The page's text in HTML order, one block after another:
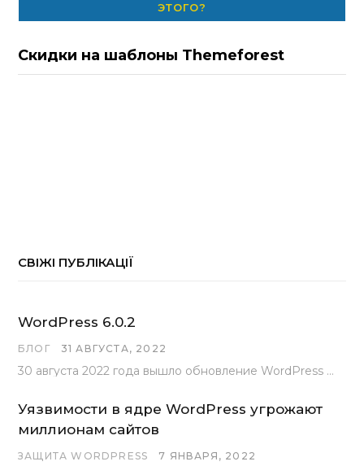
ЭТОГО?
Скидки на шаблоны Themeforest
СВІЖІ ПУБЛІКАЦІЇ
WordPress 6.0.2
БЛОГ 31 АВГУСТА, 2022
30 августа 2022 года вышло обновление WordPress под номером 6.0.2 . Эта версия доступна для скачивания с сайта wordpress.org…
Уязвимости в ядре WordPress угрожают
миллионам сайтов
ЗАЩИТА WORDPRESS 7 ЯНВАРЯ, 2022